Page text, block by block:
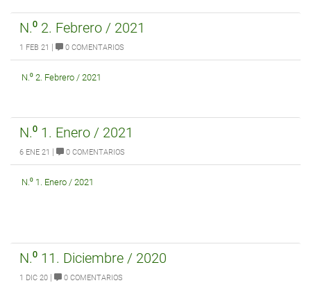
N.⁰ 2. Febrero / 2021
1 FEB 21 | 0 COMENTARIOS
N.⁰ 2. Febrero / 2021
N.⁰ 1. Enero / 2021
6 ENE 21 | 0 COMENTARIOS
N.⁰ 1. Enero / 2021
N.⁰ 11. Diciembre / 2020
1 DIC 20 | 0 COMENTARIOS